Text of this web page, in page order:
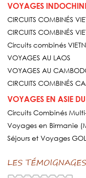
VOYAGES
CIRCUITS COMBINÉS
CIRCUITS COMBINÉS
Circuits combinés
VOYAGES AU LAOS
VOYAGES AU
CIRCUITS COMBINÉS
VOYAGES EN ASIE DU
Circuits Combinés
Voyages en Birmanie
Séjours et Voyages
LES